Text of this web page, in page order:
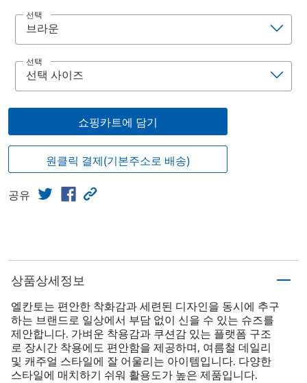
선택
선택
쇼핑카트에 담기
원클릭 결제(기본주소로 배송)
공유
상품상세정보
엘칸토는 편안한 착화감과 세련된 디자인을 동시에 추구
하는 브랜드로 일상에서 부담 없이 신을 수 있는 슈즈를
제안합니다. 가벼운 착용감과 쿠션감 있는 플랫폼 구조
로 장시간 착용에도 편안함을 제공하며, 여름철 데일리
및 캐주얼 스타일에 잘 어울리는 아이템입니다. 다양한
스타일에 매치하기 쉬워 활용도가 높은 제품입니다.